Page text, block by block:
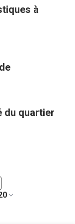
à
du quartier